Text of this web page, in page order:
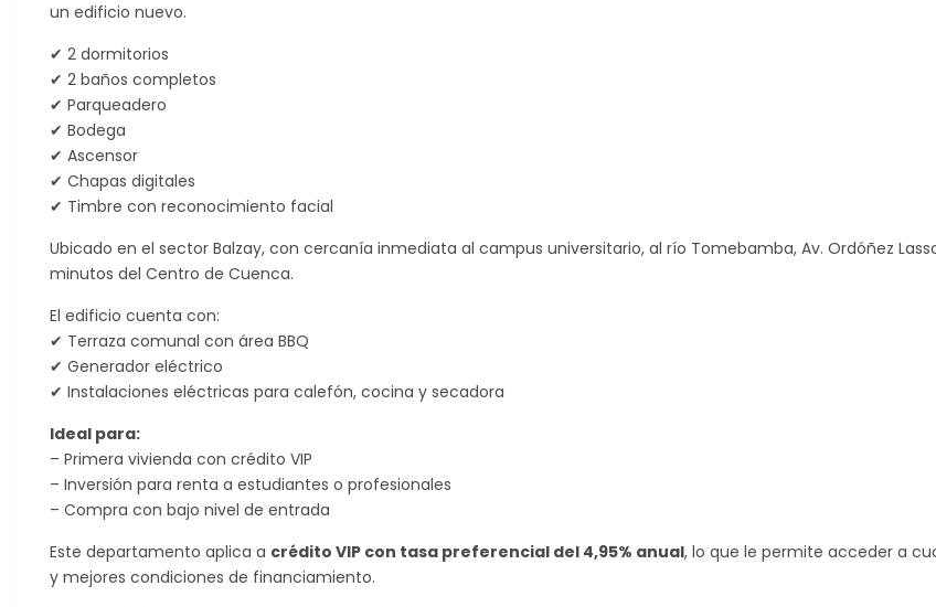
un edificio nuevo.
✔ 2 dormitorios
✔ 2 baños completos
✔ Parqueadero
✔ Bodega
✔ Ascensor
✔ Chapas digitales
✔ Timbre con reconocimiento facial
Ubicado en el sector Balzay, con cercanía inmediata al campus universitario, al río Tomebamba, Av. Ordóñez
minutos del Centro de Cuenca.
El edificio cuenta con:
✔ Terraza comunal con área BBQ
✔ Generador eléctrico
✔ Instalaciones eléctricas para calefón, cocina y secadora
Ideal para:
– Primera vivienda con crédito VIP
– Inversión para renta a estudiantes o profesionales
– Compra con bajo nivel de entrada
Este departamento aplica a crédito VIP con tasa preferencial del 4,95% anual, lo que le permite acceder a
y mejores condiciones de financiamiento.